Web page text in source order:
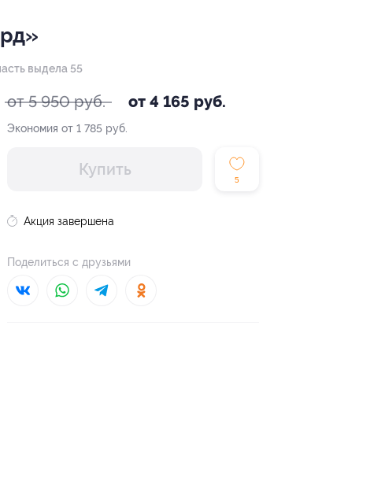
выдела 55
от 5 950 руб. от 4 165 руб.
Экономия от 1 785 руб.
Купить
5
Акция завершена
Поделиться с друзьями